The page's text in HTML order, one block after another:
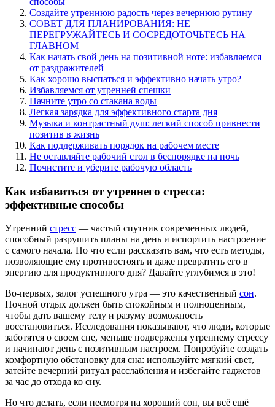
Создайте утреннюю радость через вечернюю рутину
СОВЕТ ДЛЯ ПЛАНИРОВАНИЯ: НЕ
ПЕРЕГРУЖАЙТЕСЬ И СОСРЕДОТОЧЬТЕСЬ НА
ГЛАВНОМ
Как начать свой день на позитивной ноте: избавляемся
от раздражителей
Как хорошо выспаться и эффективно начать утро?
Избавляемся от утренней спешки
Начните утро со стакана воды
Легкая зарядка для эффективного старта дня
Музыка и контрастный душ: легкий способ привнести
позитив в жизнь
Как поддерживать порядок на рабочем месте
Не оставляйте рабочий стол в беспорядке на ночь
Почистите и уберите рабочую область
Как избавиться от утреннего стресса:
эффективные способы
Утренний стресс — частый спутник современных людей,
способный разрушить планы на день и испортить настроение
с самого начала. Но что если рассказать вам, что есть методы,
позволяющие ему противостоять и даже превратить его в
энергию для продуктивного дня? Давайте углубимся в это!
Во-первых, залог успешного утра — это качественный сон.
Ночной отдых должен быть спокойным и полноценным,
чтобы дать вашему телу и разуму возможность
восстановиться. Исследования показывают, что люди, которые
заботятся о своем сне, меньше подвержены утреннему стрессу
и начинают день с позитивным настроем. Попробуйте создать
комфортную обстановку для сна: используйте мягкий свет,
затейте вечерний ритуал расслабления и избегайте гаджетов
за час до отхода ко сну.
Но что делать, если несмотря на хороший сон, вы всё ещё